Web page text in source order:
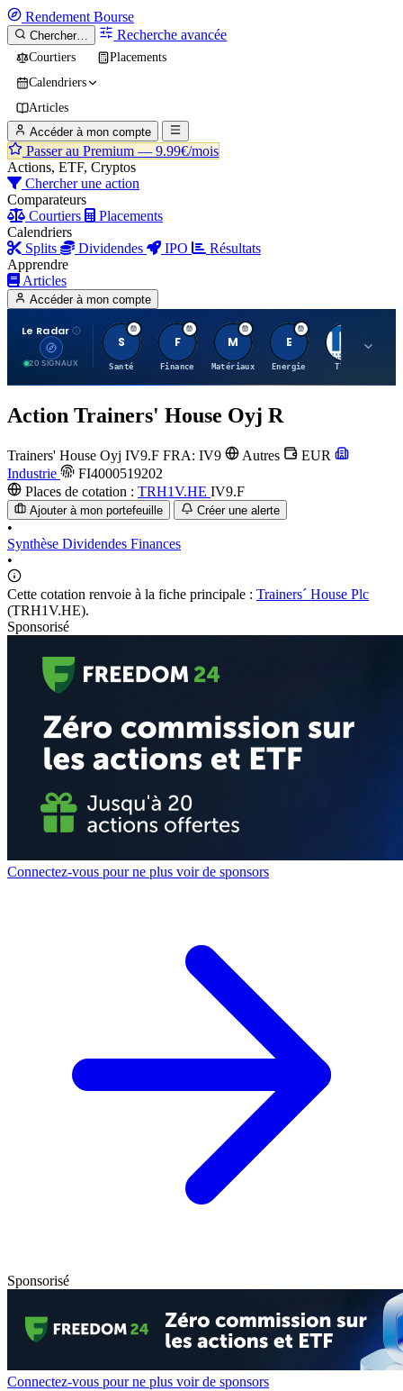
Rendement Bourse
Chercher… Recherche avancée
Courtiers
Placements
Calendriers
Articles
Accéder à mon compte
Passer au Premium — 9.99€/mois
Actions, ETF, Cryptos
Chercher une action
Comparateurs
Courtiers
Placements
Calendriers
Splits
Dividendes IPO
Résultats
Apprendre
Articles
Accéder à mon compte
Le Radar
20 SIGNAUX
S
Santé
F
Finance
M
Matériaux
E
Energie TTWO
Action Trainers' House Oyj R
Trainers' House Oyj IV9.F FRA: IV9 Autres
EUR
Industrie
FI4000519202
Places de cotation : TRH1V.HE IV9.F
Ajouter à mon portefeuille Créer une alerte
•
Synthèse Dividendes Finances
•
Cette cotation renvoie à la fiche principale : Trainers´ House Plc
(TRH1V.HE).
Sponsorisé
Connectez-vous pour ne plus voir de sponsors
Sponsorisé
Connectez-vous pour ne plus voir de sponsors